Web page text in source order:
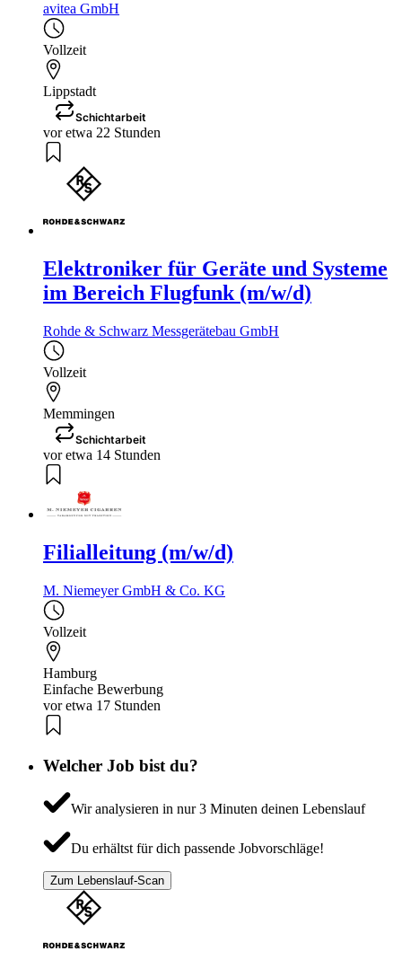
avitea GmbH
Vollzeit
Lippstadt
Schichtarbeit
vor etwa 22 Stunden
Elektroniker für Geräte und Systeme
im Bereich Flugfunk (m/w/d)
Rohde & Schwarz Messgerätebau GmbH
Vollzeit
Memmingen
Schichtarbeit
vor etwa 14 Stunden
Filialleitung (m/w/d)
M. Niemeyer GmbH & Co. KG
Vollzeit
Hamburg
Einfache Bewerbung
vor etwa 17 Stunden
Welcher Job bist du?
Wir analysieren in nur 3 Minuten deinen Lebenslauf
Du erhältst für dich passende Jobvorschläge!
Zum Lebenslauf-Scan